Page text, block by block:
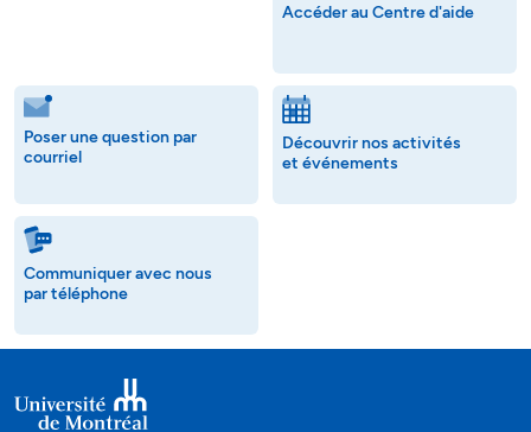
Accéder au Centre d'aide
Poser une question par
courriel
Découvrir nos activités
et événements
Communiquer avec nous
par téléphone